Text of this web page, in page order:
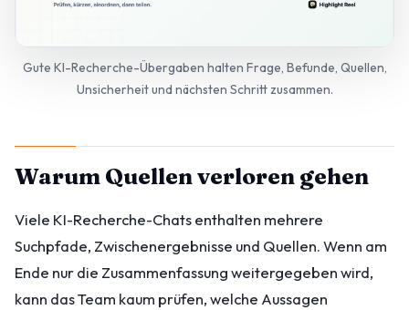
Gute KI-Recherche-Übergaben halten Frage, Befunde, Quellen,
Unsicherheit und nächsten Schritt zusammen.
Warum Quellen verloren gehen
Viele KI-Recherche-Chats enthalten mehrere
Suchpfade, Zwischenergebnisse und Quellen. Wenn am
Ende nur die Zusammenfassung weitergegeben wird,
kann das Team kaum prüfen, welche Aussagen